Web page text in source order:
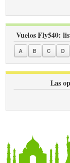
Vuelos Fly540:
A B C D
Las